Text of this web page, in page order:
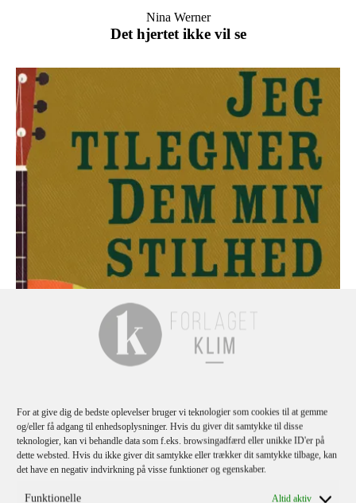
For at give dig de bedste oplevelser bruger vi teknologier som cookies til at gemme
og/eller få adgang til enhedsoplysninger. Hvis du giver dit samtykke til disse
teknologier, kan vi behandle data som f.eks. browsingadfærd eller unikke ID'er på
dette websted. Hvis du ikke giver dit samtykke eller trækker dit samtykke tilbage, kan
det have en negativ indvirkning på visse funktioner og egenskaber.
Funktionelle Altid aktiv
Det hjertet ikke vil se
Nina Werner